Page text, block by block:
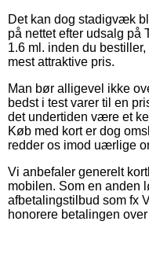
Det kan dog stadigvæk
på nettet efter udsalg på
1.6 ml. inden du
mest attraktive pris.
Man bør alligevel ikke
bedst i test varer til en
det undertiden være et
Køb med kort er dog
redder os imod uærlige
Vi anbefaler generelt
mobilen. Som en anden
afbetalingstilbud som fx
honorere betalingen over